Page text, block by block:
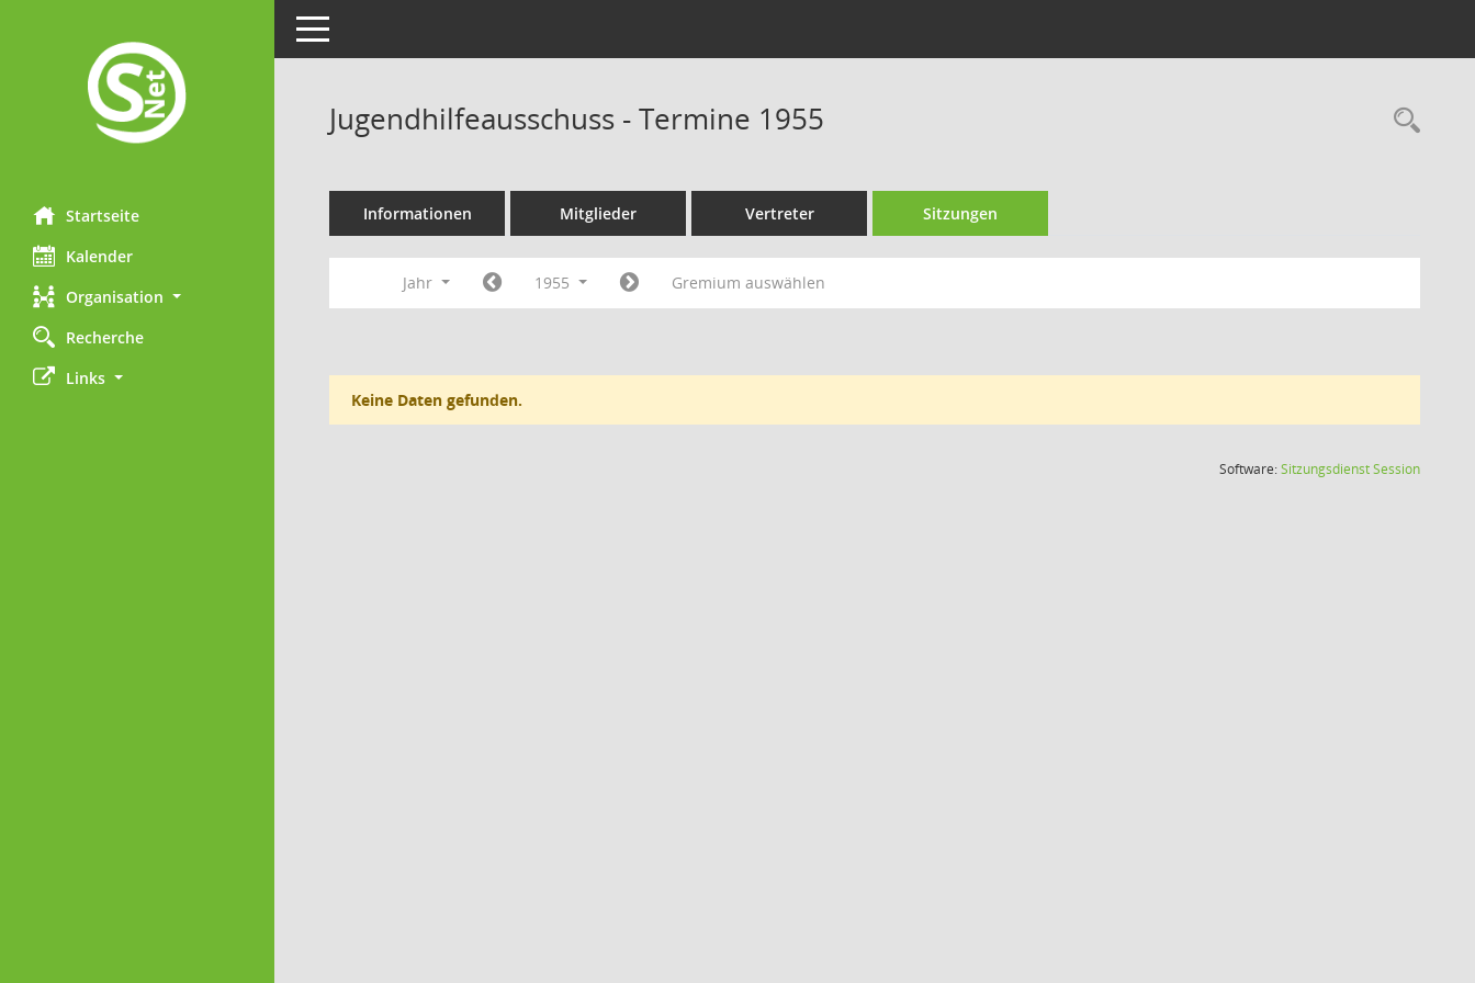
Startseite
Kalender
Organisation
Recherche
Links
Toggle navigation
Jugendhilfeausschuss - Termine 1955
Informationen Mitglieder Vertreter Sitzungen
Jahr 1955 Gremium auswählen
Keine Daten gefunden.
Software:SitzungsdienstSession(Wird in